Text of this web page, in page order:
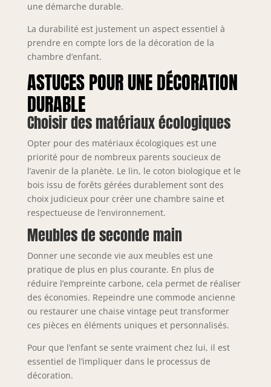
une démarche durable.
La durabilité est justement un aspect essentiel à
prendre en compte lors de la décoration de la
chambre d’enfant.
ASTUCES POUR UNE DÉCORATION
DURABLE
Choisir des matériaux écologiques
Opter pour des matériaux écologiques est une
priorité pour de nombreux parents soucieux de
l’avenir de la planète. Le lin, le coton biologique et le
bois issu de forêts gérées durablement sont des
choix judicieux pour créer une chambre saine et
respectueuse de l’environnement.
Meubles de seconde main
Donner une seconde vie aux meubles est une
pratique de plus en plus courante. En plus de
réduire l’empreinte carbone, cela permet de réaliser
des économies. Repeindre une commode ancienne
ou restaurer une chaise vintage peut transformer
ces pièces en éléments uniques et personnalisés.
Pour que l’enfant se sente vraiment chez lui, il est
essentiel de l’impliquer dans le processus de
décoration.